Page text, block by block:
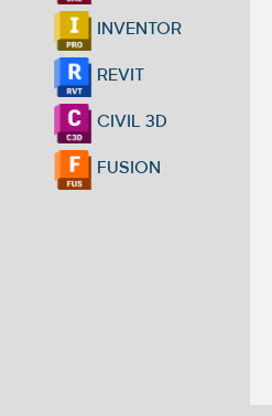
INVENTOR
REVIT
CIVIL 3D
FUSION